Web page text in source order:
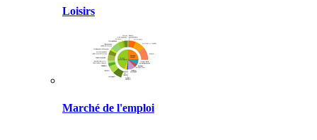
Loisirs
Marché de l'emploi